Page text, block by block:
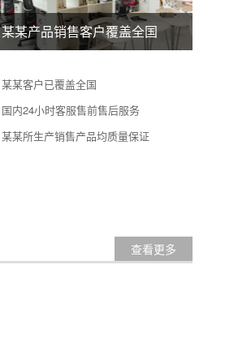
某某产品销售客户覆盖全国
某某客户已覆盖全国
国内24小时客服售前售后服务
某某所生产销售产品均质量保证
查看更多